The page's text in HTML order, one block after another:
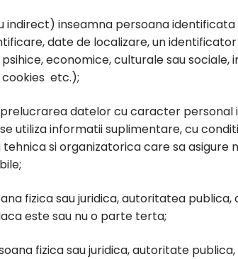
indirect) inseamna persoana
date de localizare, un
psihice, economice, culturale sau
etc.);
datelor cu caracter
utiliza informatii suplimentare, cu
si organizatorica care sa
fizica sau juridica, autoritatea
este sau nu o parte terta;
fizica sau juridica, autoritate